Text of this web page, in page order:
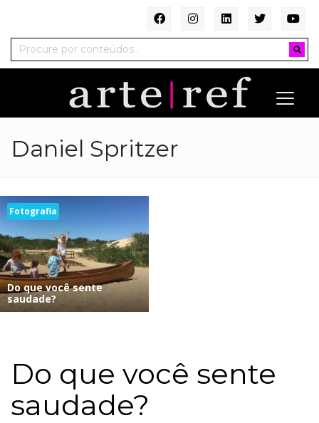
Daniel Spritzer
Fotografia
Do que você sente
saudade?
Do que você sente
saudade?